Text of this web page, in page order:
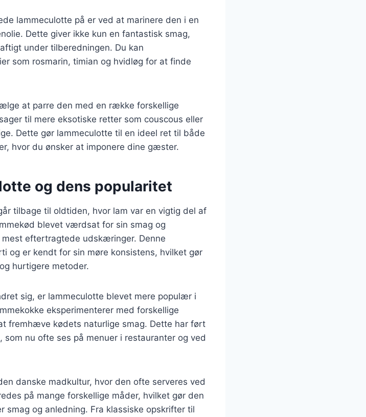
lammeculotte på er ved at marinere den i en
Dette giver ikke kun en fantastisk smag,
under tilberedningen. Du kan
som rosmarin, timian og hvidløg for at finde
at parre den med en række forskellige
til mere eksotiske retter som couscous eller
Dette gør lammeculotte til en ideel ret til både
hvor du ønsker at imponere dine gæster.
og dens popularitet
tilbage til oldtiden, hvor lam var en vigtig del af
blevet værdsat for sin smag og
eftertragtede udskæringer. Denne
og er kendt for sin møre konsistens, hvilket gør
hurtigere metoder.
sig, er lammeculotte blevet mere populær i
eksperimenterer med forskellige
fremhæve kødets naturlige smag. Dette har ført
nu ofte ses på menuer i restauranter og ved
danske madkultur, hvor den ofte serveres ved
på mange forskellige måder, hvilket gør den
smag og anledning. Fra klassiske opskrifter til